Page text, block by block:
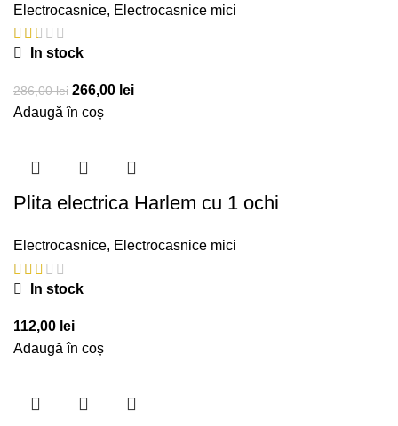
Electrocasnice, Electrocasnice mici
In stock
286,00lei Prețul
inițial
286,00 lei.
266,00 leiPrețul
Adaugă în coș
Plita electrica Harlem cu 1 ochi
Electrocasnice, Electrocasnice mici
In stock
112,00 lei
Adaugă în coș